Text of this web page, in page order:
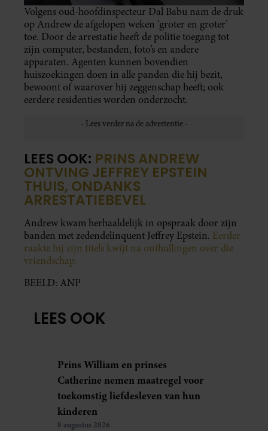
Volgens oud-hoofdinspecteur Dal Babu nam de druk
op Andrew de afgelopen weken ‘groter en groter’
toe. Door de arrestatie heeft de politie toegang tot
zijn computer, bestanden, foto’s en andere
apparaten. Agenten kunnen bovendien
huiszoekingen doen in alle panden die hij bezit,
bewoont of waarover hij zeggenschap heeft; ook
eerdere residenties worden onderzocht.
LEES OOK: PRINS ANDREW
ONTVING JEFFREY EPSTEIN
THUIS, ONDANKS
ARRESTATIEBEVEL
Andrew kwam herhaaldelijk in opspraak door zijn
banden met zedendelinquent Jeffrey Epstein. Eerder
raakte hij zijn titels kwijt na onthullingen over die
vriendschap.
BEELD: ANP
LEES OOK
Prins William en prinses
Catherine nemen maatregel voor
toekomstig liefdesleven van hun
kinderen
8 augustus 2026